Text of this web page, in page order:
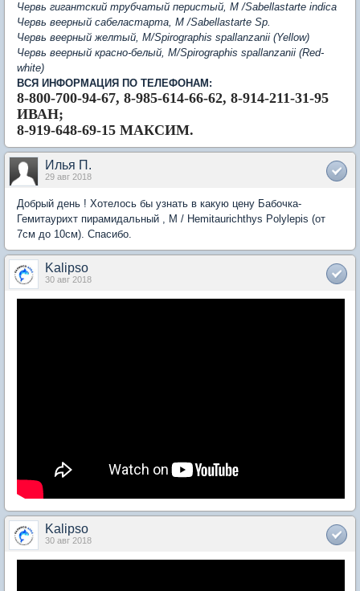
Червь гигантский трубчатый перистый, M /Sabellastarte indica
Червь веерный сабеластарта, M /Sabellastarte Sp.
Червь веерный желтый, М/Spirographis spallanzanii (Yellow)
Червь веерный красно-белый, М/Spirographis spallanzanii (Red-
white)
ВСЯ ИНФОРМАЦИЯ ПО ТЕЛЕФОНАМ:
8-800-700-94-67, 8-985-614-66-62, 8-914-211-31-95
ИВАН;
8-919-648-69-15 МАКСИМ.
Илья П.
29 авг 2018
Добрый день ! Хотелось бы узнать в какую цену Бабочка-
Гемитаурихт пирамидальный , М / Hemitaurichthys Polylepis (от
7см до 10см). Спасибо.
Kalipso
30 авг 2018
Kalipso
30 авг 2018